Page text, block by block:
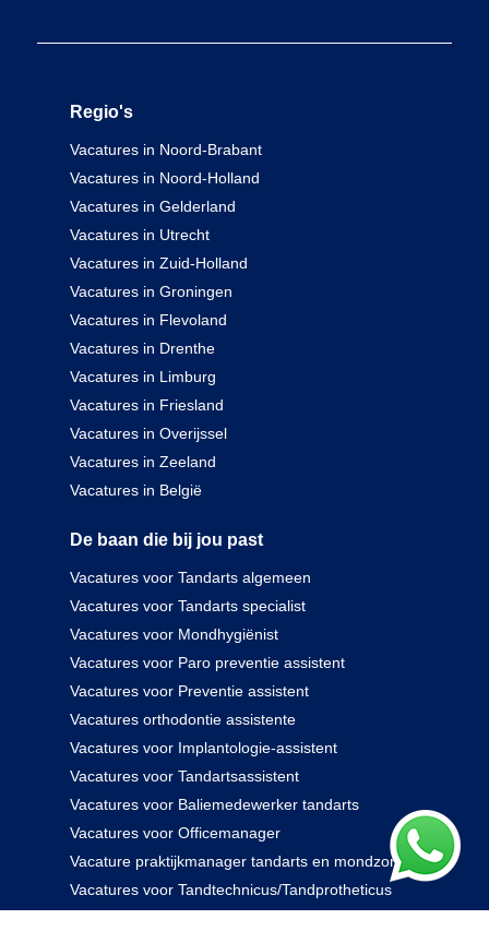
Regio's
Vacatures in Noord-Brabant
Vacatures in Noord-Holland
Vacatures in Gelderland
Vacatures in Utrecht
Vacatures in Zuid-Holland
Vacatures in Groningen
Vacatures in Flevoland
Vacatures in Drenthe
Vacatures in Limburg
Vacatures in Friesland
Vacatures in Overijssel
Vacatures in Zeeland
Vacatures in België
De baan die bij jou past
Vacatures voor Tandarts algemeen
Vacatures voor Tandarts specialist
Vacatures voor Mondhygiënist
Vacatures voor Paro preventie assistent
Vacatures voor Preventie assistent
Vacatures orthodontie assistente
Vacatures voor Implantologie-assistent
Vacatures voor Tandartsassistent
Vacatures voor Baliemedewerker tandarts
Vacatures voor Officemanager
Vacature praktijkmanager tandarts en mondzorg
Vacatures voor Tandtechnicus/Tandprotheticus